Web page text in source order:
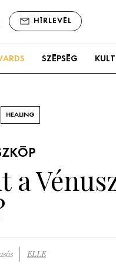
HÍRLEVÉL
SZÉPSÉG
HEALING
a
ELLE